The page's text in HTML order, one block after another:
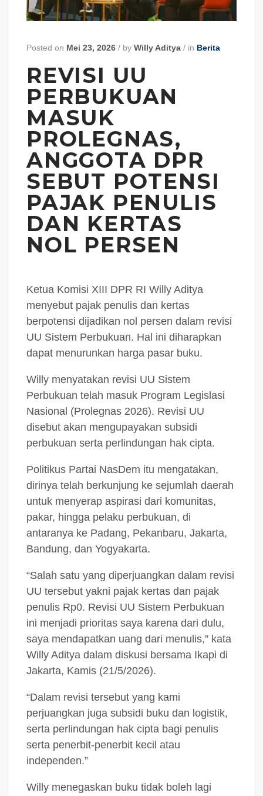
Posted on Mei 23, 2026 / by Willy Aditya / in Berita
REVISI UU
PERBUKUAN
MASUK
PROLEGNAS,
ANGGOTA DPR
SEBUT POTENSI
PAJAK PENULIS
DAN KERTAS
NOL PERSEN
Ketua Komisi XIII DPR RI Willy Aditya
menyebut pajak penulis dan kertas
berpotensi dijadikan nol persen dalam revisi
UU Sistem Perbukuan. Hal ini diharapkan
dapat menurunkan harga pasar buku.
Willy menyatakan revisi UU Sistem
Perbukuan telah masuk Program Legislasi
Nasional (Prolegnas 2026). Revisi UU
disebut akan mengupayakan subsidi
perbukuan serta perlindungan hak cipta.
Politikus Partai NasDem itu mengatakan,
dirinya telah berkunjung ke sejumlah daerah
untuk menyerap aspirasi dari komunitas,
pakar, hingga pelaku perbukuan, di
antaranya ke Padang, Pekanbaru, Jakarta,
Bandung, dan Yogyakarta.
“Salah satu yang diperjuangkan dalam revisi
UU tersebut yakni pajak kertas dan pajak
penulis Rp0. Revisi UU Sistem Perbukuan
ini menjadi prioritas saya karena dari dulu,
saya mendapatkan uang dari menulis,” kata
Willy Aditya dalam diskusi bersama Ikapi di
Jakarta, Kamis (21/5/2026).
“Dalam revisi tersebut yang kami
perjuangkan juga subsidi buku dan logistik,
serta perlindungan hak cipta bagi penulis
serta penerbit-penerbit kecil atau
independen.”
Willy menegaskan buku tidak boleh lagi